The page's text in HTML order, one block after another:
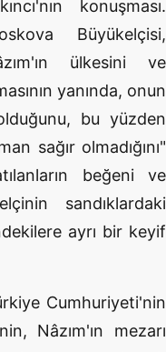
konuşması.
Büyükelçisi,
ülkesini ve
yanında, onun
bu yüzden
sağır olmadığını"
beğeni ve
sandıklardaki
ayrı bir keyif
Cumhuriyeti'nin
Nâzım'ın mezarı